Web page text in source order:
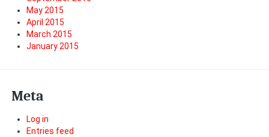
May 2015
April 2015
March 2015
January 2015
Meta
Log in
Entries feed